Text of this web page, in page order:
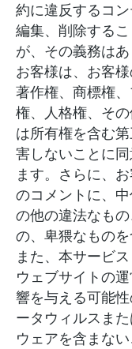
約に違反するコン
編集、削除する
が、その義務はあ
お客様は、お客様
著作権、商標権
権、人格権、そ
は所有権を含む
害しないことに
ます。さらに、
のコメントに、
の他の違法なも
の、卑猥なものを
また、本サービ
ウェブサイトの
響を与える可能
ータウィルスま
ウェアを含まな